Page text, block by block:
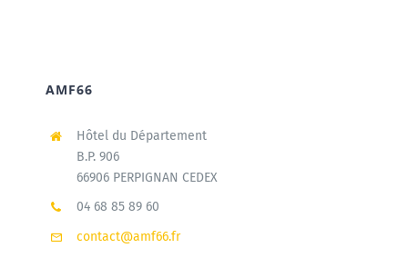
AMF66
Hôtel du Département
B.P. 906
66906 PERPIGNAN CEDEX
04 68 85 89 60
contact@amf66.fr